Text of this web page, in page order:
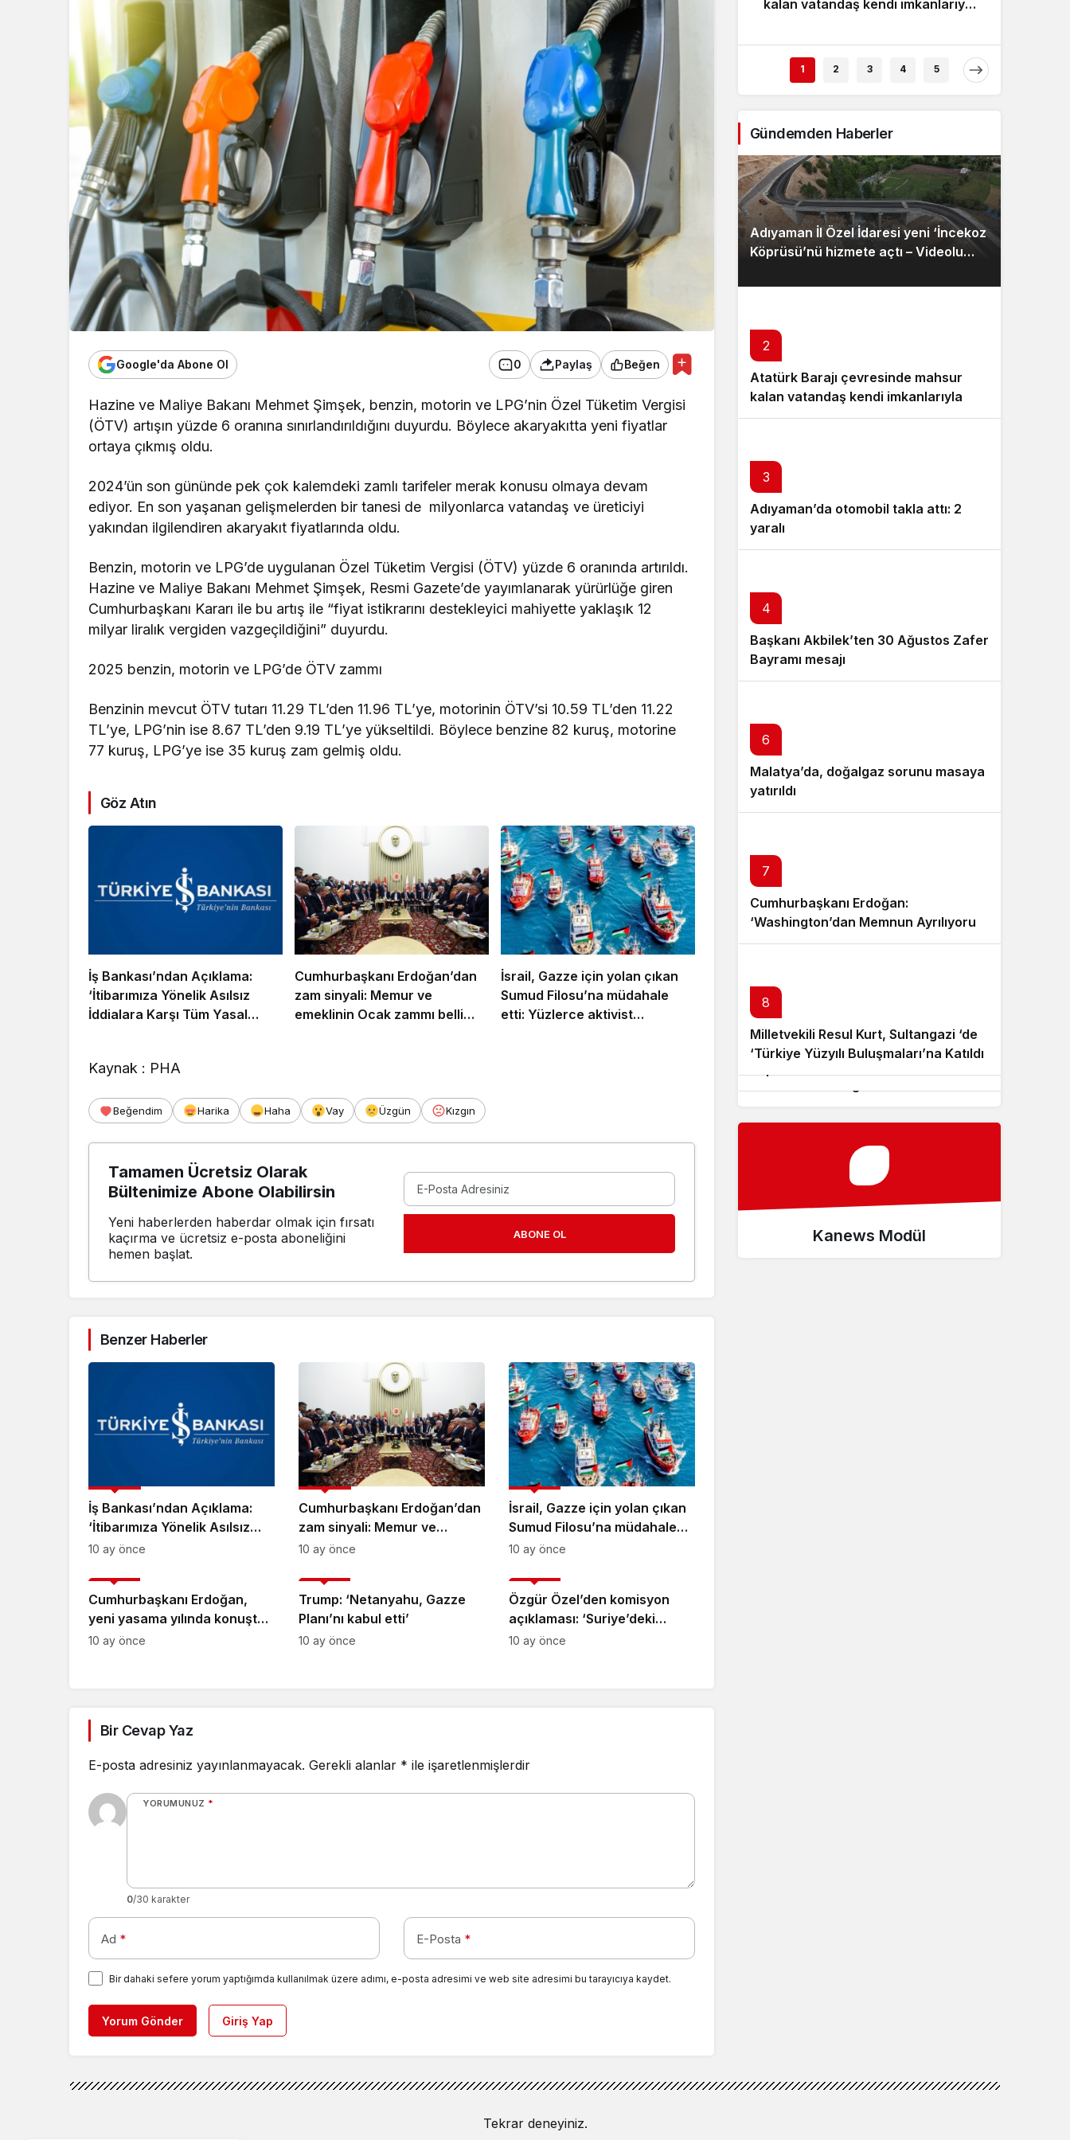
Sistem Modu
Google'da Abone Ol 0 Paylaş Beğen
Hazine ve Maliye Bakanı Mehmet Şimşek, benzin, motorin ve LPG’nin Özel Tüketim Vergisi
(ÖTV) artışın yüzde 6 oranına sınırlandırıldığını duyurdu. Böylece akaryakıtta yeni fiyatlar
ortaya çıkmış oldu.
2024’ün son gününde pek çok kalemdeki zamlı tarifeler merak konusu olmaya devam
ediyor. En son yaşanan gelişmelerden bir tanesi de milyonlarca vatandaş ve üreticiyi
yakından ilgilendiren akaryakıt fiyatlarında oldu.
Benzin, motorin ve LPG’de uygulanan Özel Tüketim Vergisi (ÖTV) yüzde 6 oranında artırıldı.
Hazine ve Maliye Bakanı Mehmet Şimşek, Resmi Gazete’de yayımlanarak yürürlüğe giren
Cumhurbaşkanı Kararı ile bu artış ile “fiyat istikrarını destekleyici mahiyette yaklaşık 12
milyar liralık vergiden vazgeçildiğini” duyurdu.
2025 benzin, motorin ve LPG’de ÖTV zammı
Benzinin mevcut ÖTV tutarı 11.29 TL’den 11.96 TL’ye, motorinin ÖTV’si 10.59 TL’den 11.22
TL’ye, LPG’nin ise 8.67 TL’den 9.19 TL’ye yükseltildi. Böylece benzine 82 kuruş, motorine
77 kuruş, LPG’ye ise 35 kuruş zam gelmiş oldu.
Göz Atın
İş Bankası’ndan Açıklama:
‘İtibarımıza Yönelik Asılsız
İddialara Karşı Tüm Yasal
Cumhurbaşkanı Erdoğan’dan
zam sinyali: Memur ve
emeklinin Ocak zammı belli
İsrail, Gazze için yolan çıkan
Sumud Filosu’na müdahale
etti: Yüzlerce aktivist
Kaynak : PHA
Beğendim Harika Haha Vay Üzgün Kızgın
Tamamen Ücretsiz Olarak
Bültenimize Abone Olabilirsin
Yeni haberlerden haberdar olmak için fırsatı
kaçırma ve ücretsiz e-posta aboneliğini
hemen başlat.
ABONE OL
Benzer Haberler
İş Bankası’ndan Açıklama:
‘İtibarımıza Yönelik Asılsız
İddialara Karşı Tüm Yasal
10 ay önce
Cumhurbaşkanı Erdoğan’dan
zam sinyali: Memur ve
emeklinin Ocak zammı belli
Ekonomi
10 ay önce
İsrail, Gazze için yolan çıkan
Sumud Filosu’na müdahale
etti: Yüzlerce aktivist
Gündem
10 ay önce
Cumhurbaşkanı Erdoğan,
yeni yasama yılında konuştu:
‘Rekabet halinde olsak da
10 ay önce
Trump: ‘Netanyahu, Gazze
Planı’nı kabul etti’
10 ay önce
Özgür Özel’den komisyon
açıklaması: ‘Suriye’deki
gelişmelerin ardından
10 ay önce
Bir Cevap Yaz
E-posta adresiniz yayınlanmayacak. Gerekli alanlar * ile işaretlenmişlerdir
YORUMUNUZ *
0/30 karakter
Ad * E-Posta *
Bir dahaki sefere yorum yaptığımda kullanılmak üzere adımı, e-posta adresimi ve web site adresimi bu tarayıcıya kaydet.
Yorum Gönder Giriş Yap
kalan vatandaş kendi imkanlarıyla
1 2 3 4 5
Gündemden Haberler
Adıyaman İl Özel İdaresi yeni ‘İncekoz
Köprüsü’nü hizmete açtı – Videolu
2
Atatürk Barajı çevresinde mahsur
kalan vatandaş kendi imkanlarıyla
kurtuldu – Videolu Haber
3
Adıyaman’da otomobil takla attı: 2
yaralı
4
Başkanı Akbilek’ten 30 Ağustos Zafer
Bayramı mesajı
5
Fethiye Belediye Başkanı’na silahlı
saldırı olayında şüpheliler yakalandı
6
Malatya’da, doğalgaz sorunu masaya
yatırıldı
7
Cumhurbaşkanı Erdoğan:
‘Washington’dan Memnun Ayrılıyoruz,
Atılan Çamurlarla Kirletilemeyecek
8
Milletvekili Resul Kurt, Sultangazi ‘de
‘Türkiye Yüzyılı Buluşmaları’na Katıldı
9
Adıyaman’da gerçeği aratmayan
10
Bakan Yerlikaya: ‘Muğla açıklarındaki
Kanews Modül
Tekrar deneyiniz.